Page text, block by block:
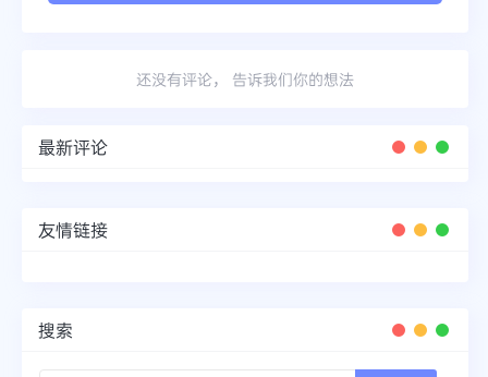
还没有评论， 告诉我们你的想法
最新评论
友情链接
搜索